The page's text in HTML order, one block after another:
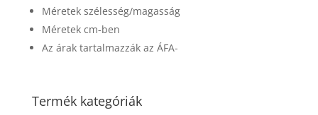
Méretek szélesség/magasság
Méretek cm-ben
Az árak tartalmazzák az ÁFA-
Termék kategóriák